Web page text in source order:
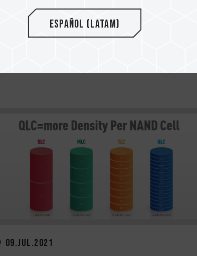
14.SEP.2021
Diferencias entre las memorias
09.JUL.2021
Español (Latam)